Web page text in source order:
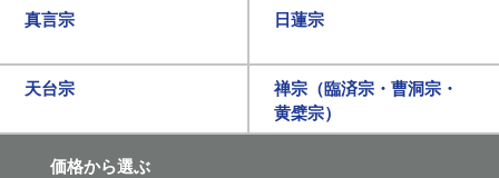
真言宗 日蓮宗
天台宗
禅宗（臨済宗・曹洞宗・
黄檗宗）
価格から選ぶ